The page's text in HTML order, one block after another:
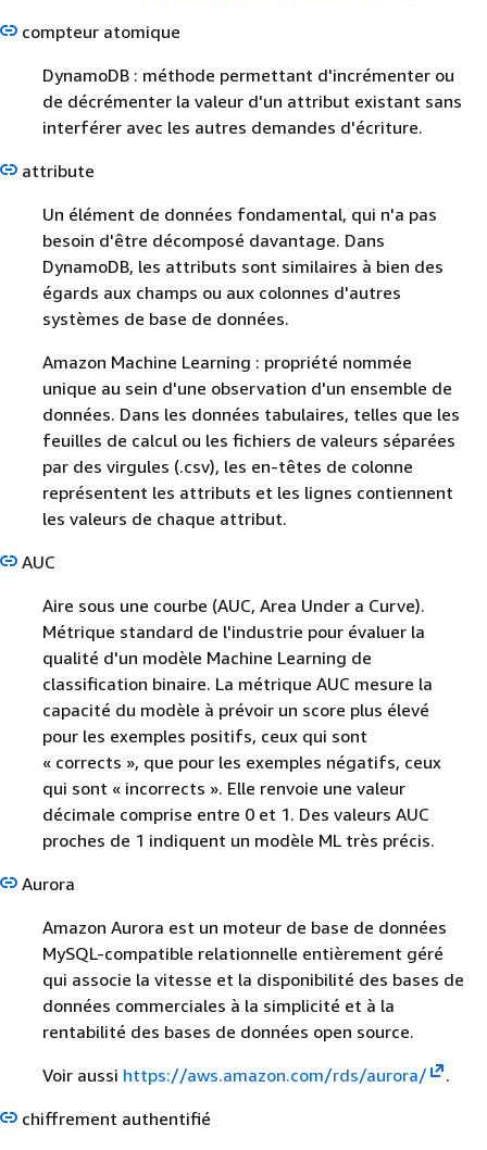
compteur atomique
DynamoDB : méthode permettant d'incrémenter ou
de décrémenter la valeur d'un attribut existant sans
interférer avec les autres demandes d'écriture.
attribute
Un élément de données fondamental, qui n'a pas
besoin d'être décomposé davantage. Dans
DynamoDB, les attributs sont similaires à bien des
égards aux champs ou aux colonnes d'autres
systèmes de base de données.
Amazon Machine Learning : propriété nommée
unique au sein d'une observation d'un ensemble de
données. Dans les données tabulaires, telles que les
feuilles de calcul ou les fichiers de valeurs séparées
par des virgules (.csv), les en-têtes de colonne
représentent les attributs et les lignes contiennent
les valeurs de chaque attribut.
AUC
Aire sous une courbe (AUC, Area Under a Curve).
Métrique standard de l'industrie pour évaluer la
qualité d'un modèle Machine Learning de
classification binaire. La métrique AUC mesure la
capacité du modèle à prévoir un score plus élevé
pour les exemples positifs, ceux qui sont
« corrects », que pour les exemples négatifs, ceux
qui sont « incorrects ». Elle renvoie une valeur
décimale comprise entre 0 et 1. Des valeurs AUC
proches de 1 indiquent un modèle ML très précis.
Aurora
Amazon Aurora est un moteur de base de données
MySQL-compatible relationnelle entièrement géré
qui associe la vitesse et la disponibilité des bases de
données commerciales à la simplicité et à la
rentabilité des bases de données open source.
Voir aussi https://aws.amazon.com/rds/aurora/
.
chiffrement authentifié